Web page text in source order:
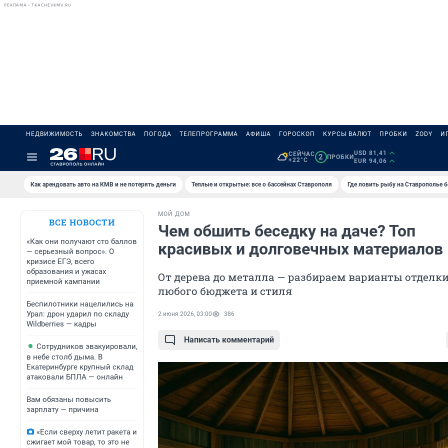
РЕКЛАМА • TKACHEVKMV.RU
НЕДВИЖИМОСТЬ ЗНАКОМСТВА ПОГОДА ТЕЛЕПРОГРАММА АФИША ГОРОСКОП КУРСЫ ВАЛЮТ ПРОБКИ ZODY
СЕЙЧАС
+22°C
2 ПРОБКИ
USD 81,41
EUR 94,06
Как арендовать авто на КМВ и не потерять деньги Теплые и открытые: все о бассейнах Ставрополя Где ловить рыбу на Ставрополье
ВСЕ НОВОСТИ
«Как они получают сто баллов
— серьезный вопрос». О
кризисе ЕГЭ, всего
образования и ужасах
приемной кампании
Беспилотники нацелились на
Урал: дрон ударил по складу
Wildberries — кадры
Сотрудников эвакуировали,
в небе столб дыма. В
Екатеринбурге крупный склад
атаковали БПЛА — онлайн
Вам обязаны повысить
зарплату — причина
«Если сверху летит ракета и
сжигает мой товар, то это не
МОЙ ДОМ
Чем обшить беседку на даче? Топ
красивых и долговечных материалов
От дерева до металла — разбираем варианты
любого бюджета и стиля
2 июня 2026, 03:00 386
Написать комментарий